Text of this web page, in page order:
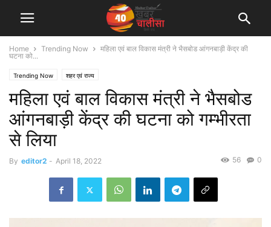
Home Trending Now
महिला एवं बाल विकास मंत्री ने भैसबोड आंगनबाड़ी केंद्र की
घटना को...
Trending Now शहर एवं राज्य
महिला एवं बाल विकास मंत्री ने भैसबोड
आंगनबाड़ी केंद्र की घटना को गम्भीरता
से लिया
By editor2 - April 18, 2022 0
56